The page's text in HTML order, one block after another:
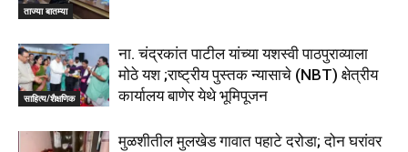
ताज्या बातम्या
साहित्य/शैक्षणिक
ना. चंद्रकांत पाटील यांच्या यशस्वी पाठपुराव्याला
मोठे यश ;राष्ट्रीय पुस्तक न्यासाचे (NBT) क्षेत्रीय
कार्यालय बाणेर येथे भूमिपूजन
मुळशीतील मुलखेड गावात पहाटे दरोडा; दोन घरांवर